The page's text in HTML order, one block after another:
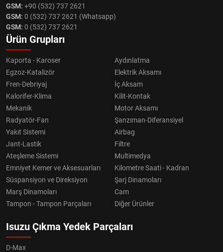
GSM: +90 (532) 737 2621
GSM: 0 (532) 737 2621 (Whatsapp)
GSM: 0 (532) 737 2621
Ürün Grupları
Kaporta - Karoser
Aydınlatma
Egzoz-Katalizör
Elektrik Aksamı
Fren-Debriyaj
İç Aksam
Kalorifer-Klima
Kilit-Kontak
Mekanik
Motor Aksamı
Radyatör-Fan
Şanzıman-Diferansiyel
Yakıt Sistemi
Airbag
Jant-Lastik
Filtre
Ateşleme Sistemi
Multimedya
Emniyet Kemer ve Aksesuarları
Kilometre Saati - Kadran
Süspansiyon ve Direksiyon
Şarj Dinamoları
Marş Dinamoları
Cam
Tampon - Tampon Parçaları
Diğer Ürünler
Isuzu Çıkma Yedek Parçaları
D-Max